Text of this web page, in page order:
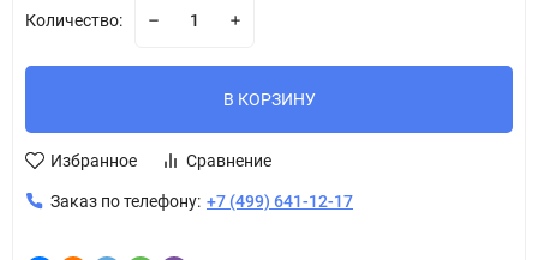
Количество:
В КОРЗИНУ
Избранное Сравнение
Заказ по телефону: +7 (499) 641-12-17